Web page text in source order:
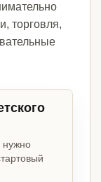
торговля,
нужно